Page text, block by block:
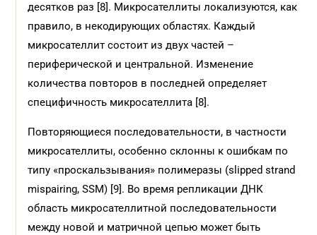
десятков раз [8]. Микросателлиты локализуются, как
правило, в некодирующих областях. Каждый
микросателлит состоит из двух частей –
периферической и центральной. Изменение
количества повторов в последней определяет
специфичность микросателлита [8].
Повторяющиеся последовательности, в частности
микросателлиты, особенно склонны к ошибкам по
типу «проскальзывания» полимеразы (slipped strand
mispairing, SSM) [9]. Во время репликации ДНК
область микросателлитной последовательности
между новой и матричной цепью может быть